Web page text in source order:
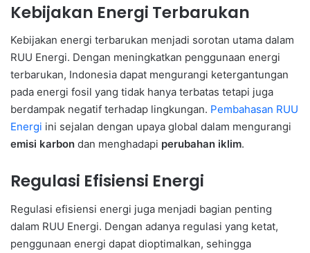
Kebijakan Energi Terbarukan
Kebijakan energi terbarukan menjadi sorotan utama dalam
RUU Energi. Dengan meningkatkan penggunaan energi
terbarukan, Indonesia dapat mengurangi ketergantungan
pada energi fosil yang tidak hanya terbatas tetapi juga
berdampak negatif terhadap lingkungan. Pembahasan RUU
Energi ini sejalan dengan upaya global dalam mengurangi
emisi karbon dan menghadapi perubahan iklim.
Regulasi Efisiensi Energi
Regulasi efisiensi energi juga menjadi bagian penting
dalam RUU Energi. Dengan adanya regulasi yang ketat,
penggunaan energi dapat dioptimalkan, sehingga